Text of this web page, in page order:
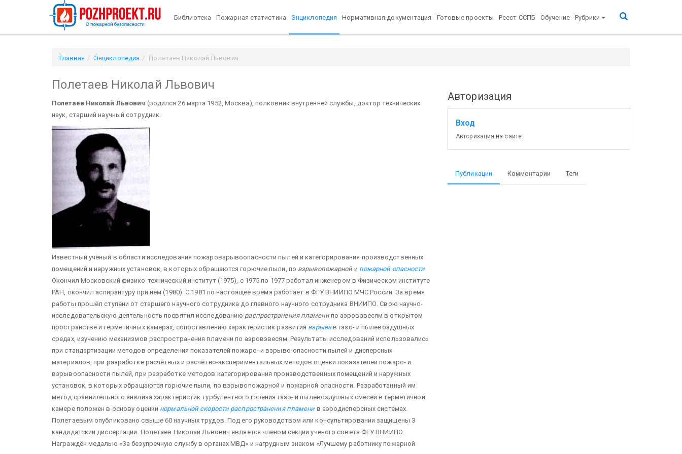
Библиотека Пожарная статистика Энциклопедия Нормативная документация Готовые проекты Реест ССПБ Обучение Рубрики
Главная Энциклопедия Полетаев Николай Львович
Полетаев Николай Львович
Полетаев Николай Львович (родился 26 марта 1952, Москва), полковник внутренней службы, доктор технических
наук, старший научный сотрудник.
Известный учёный в области исследования пожаровзрывоопасности пылей и категорирования производственных
помещений и наружных установок, в которых обращаются горючие пыли, по взрывопожарной и пожарной опасности.
Окончил Московский физико-технический институт (1975), с 1975 по 1977 работал инженером в Физическом институте
РАН, окончил аспирантуру при нём (1980). С 1981 по настоящее время работает в ФГУ ВНИИПО МЧС России. За время
работы прошёл ступени от старшего научного сотрудника до главного научного сотрудника ВНИИПО. Свою научно-
исследовательскую деятельность посвятил исследованию распространения пламенипо аэровзвесям в открытом
пространстве и герметичных камерах, сопоставлению характеристик развития взрывав газо- и пылевоздушных
средах, изучению механизмов распространения пламени по аэровэвесям. Результаты исследований использовались
при стандартизации методов определения показателей пожаро- и взрыво-опасности пылей и дисперсных
материалов, при разработке расчётных и расчётно-экспериментальных методов оценки показателей пожаро- и
взрывоопасности пылей, при разработке методов категорирования производственных помещений и наружных
установок, в которых обращаются горючие пыли, по взрывопожарной и пожарной опасности. Разработанный им
метод сравнительного анализа характеристик турбулентного горения газо- и пылевоздушных смесей в герметичной
камере положен в основу оценки нормальной скорости распространения пламенив аэродисперсных системах.
Полетаевым опубликовано свыше 60 научных трудов. Под его руководством или консультировании защищены З
кандидатскии диссертации. Полетаев Николай Львович является членом секции учёного совета ФГУ ВНИИПО.
Награждён медалью «За безупречную службу в органах МВД» и нагрудным знаком «Лучшему работнику пожарной
Авторизация
Вход
Авторизация на сайте.
Публикации Комментарии Теги